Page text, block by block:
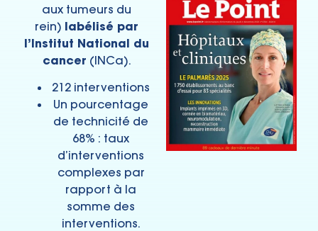
aux tumeurs du
rein) labélisé par
l’Institut National du
cancer (INCa).
212 interventions
Un pourcentage
de technicité de
68% : taux
d’interventions
complexes par
rapport à la
somme des
interventions.